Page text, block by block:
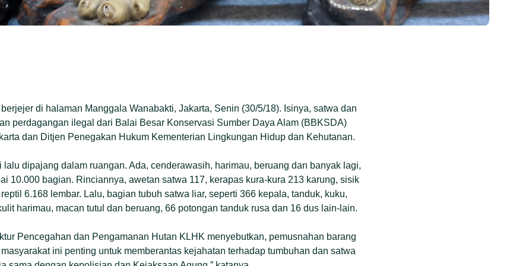
di halaman Manggala Wanabakti, Jakarta, Senin (30/5/18). Isinya, satwa dan
perdagangan ilegal dari Balai Besar Konservasi Sumber Daya Alam (BBKSDA)
dan Ditjen Penegakan Hukum Kementerian Lingkungan Hidup dan Kehutanan.
dipajang dalam ruangan. Ada, cenderawasih, harimau, beruang dan banyak lagi,
10.000 bagian. Rinciannya, awetan satwa 117, kerapas kura-kura 213 karung, sisik
6.168 lembar. Lalu, bagian tubuh satwa liar, seperti 366 kepala, tanduk, kuku,
harimau, macan tutul dan beruang, 66 potongan tanduk rusa dan 16 dus lain-lain.
Pencegahan dan Pengamanan Hutan KLHK menyebutkan, pemusnahan barang
ini penting untuk memberantas kejahatan terhadap tumbuhan dan satwa